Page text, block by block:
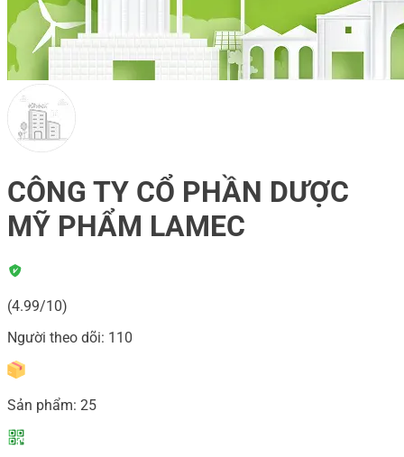
CÔNG TY CỔ PHẦN DƯỢC
MỸ PHẨM LAMEC
(4.99/10)
Người theo dõi: 110
Sản phẩm: 25